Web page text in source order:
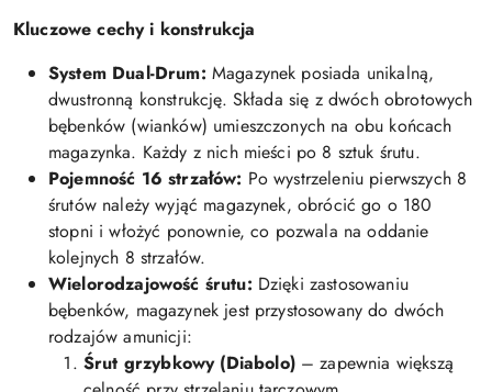
Kluczowe cechy i konstrukcja
System Dual-Drum: Magazynek posiada unikalną,
dwustronną konstrukcję. Składa się z dwóch obrotowych
bębenków (wianków) umieszczonych na obu końcach
magazynka. Każdy z nich mieści po 8 sztuk śrutu.
Pojemność 16 strzałów: Po wystrzeleniu pierwszych 8
śrutów należy wyjąć magazynek, obrócić go o 180
stopni i włożyć ponownie, co pozwala na oddanie
kolejnych 8 strzałów.
Wielorodzajowość śrutu: Dzięki zastosowaniu
bębenków, magazynek jest przystosowany do dwóch
rodzajów amunicji:
Śrut grzybkowy (Diabolo)– zapewnia większą